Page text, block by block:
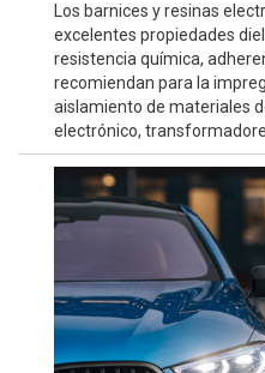
Los barnices y resinas
excelentes propiedades
resistencia química,
recomiendan para la
aislamiento de materiales
electrónico,